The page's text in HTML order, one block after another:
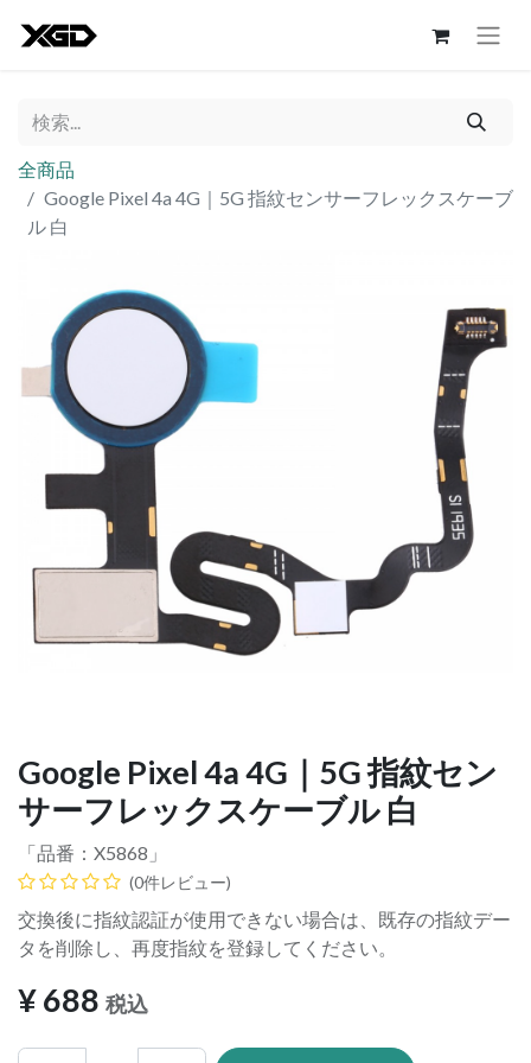
全商品
Google Pixel 4a 4G｜5G 指紋センサーフレックスケーブ
ル 白
Google Pixel 4a 4G｜5G 指紋セン
サーフレックスケーブル 白
「品番： X5868 」
(0件レビュー)
交換後に指紋認証が使用できない場合は、既存の指紋デー
タを削除し、再度指紋を登録してください。
¥688 税込